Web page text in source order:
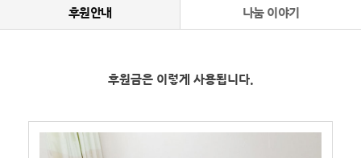
후원안내 나눔 이야기
후원금은 이렇게 사용됩니다.